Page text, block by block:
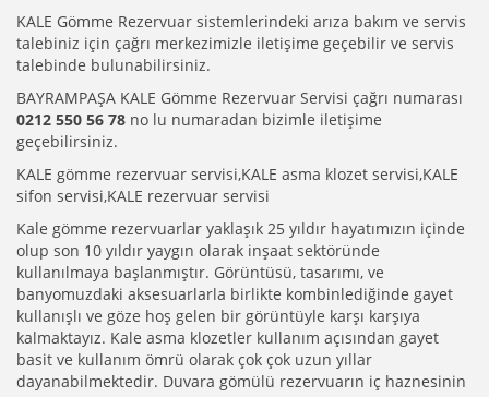
KALE Gömme Rezervuar sistemlerindeki arıza bakım ve servis
talebiniz için çağrı merkezimizle iletişime geçebilir ve servis
talebinde bulunabilirsiniz.
BAYRAMPAŞA KALE Gömme Rezervuar Servisi çağrı numarası
0212 550 56 78 no lu numaradan bizimle iletişime
geçebilirsiniz.
KALE gömme rezervuar servisi,KALE asma klozet servisi,KALE
sifon servisi,KALE rezervuar servisi
Kale gömme rezervuarlar yaklaşık 25 yıldır hayatımızın içinde
olup son 10 yıldır yaygın olarak inşaat sektöründe
kullanılmaya başlanmıştır. Görüntüsü, tasarımı, ve
banyomuzdaki aksesuarlarla birlikte kombinlediğinde gayet
kullanışlı ve göze hoş gelen bir görüntüyle karşı karşıya
kalmaktayız. Kale asma klozetler kullanım açısından gayet
basit ve kullanım ömrü olarak çok çok uzun yıllar
dayanabilmektedir. Duvara gömülü rezervuarın iç haznesinin